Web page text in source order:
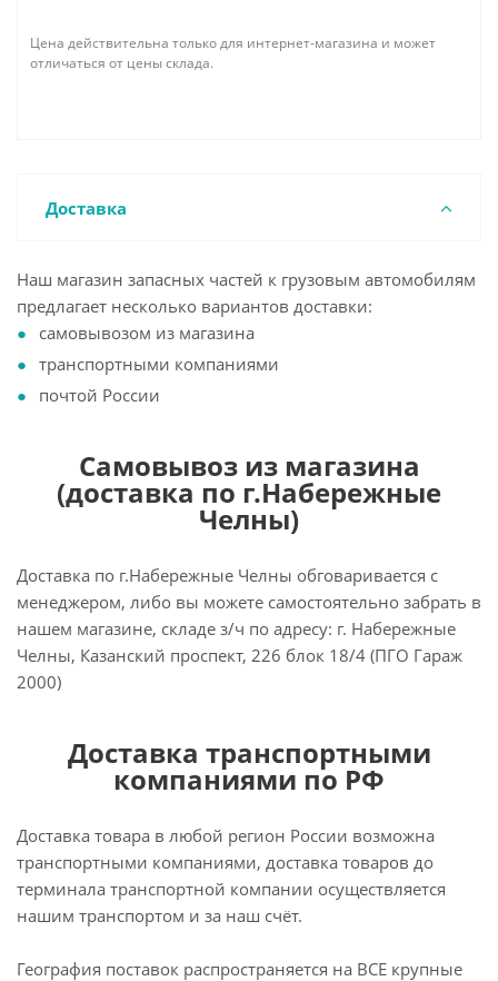
Цена действительна только для интернет-магазина и может
отличаться от цены склада.
Доставка
Наш магазин запасных частей к грузовым автомобилям
предлагает несколько вариантов доставки:
самовывозом из магазина
транспортными компаниями
почтой России
Самовывоз из магазина
(доставка по г.Набережные
Челны)
Доставка по г.Набережные Челны обговаривается с
менеджером, либо вы можете самостоятельно забрать в
нашем магазине, складе з/ч по адресу: г. Набережные
Челны, Казанский проспект, 226 блок 18/4 (ПГО Гараж
2000)
Доставка транспортными
компаниями по РФ
Доставка товара в любой регион России возможна
транспортными компаниями, доставка товаров до
терминала транспортной компании осуществляется
нашим транспортом и за наш счёт.
География поставок распространяется на ВСЕ крупные